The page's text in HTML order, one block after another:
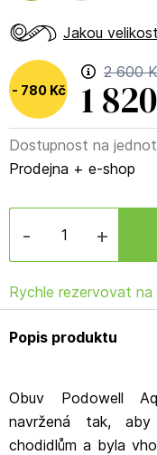
Jakou
1
2 600
780 Kč
(30%)
Dostupnost na
Prodejna + e-shop
- +
Rychle rezervovat na
Popis produktu
Obuv Podowell
navržená tak,
chodidlům a byla